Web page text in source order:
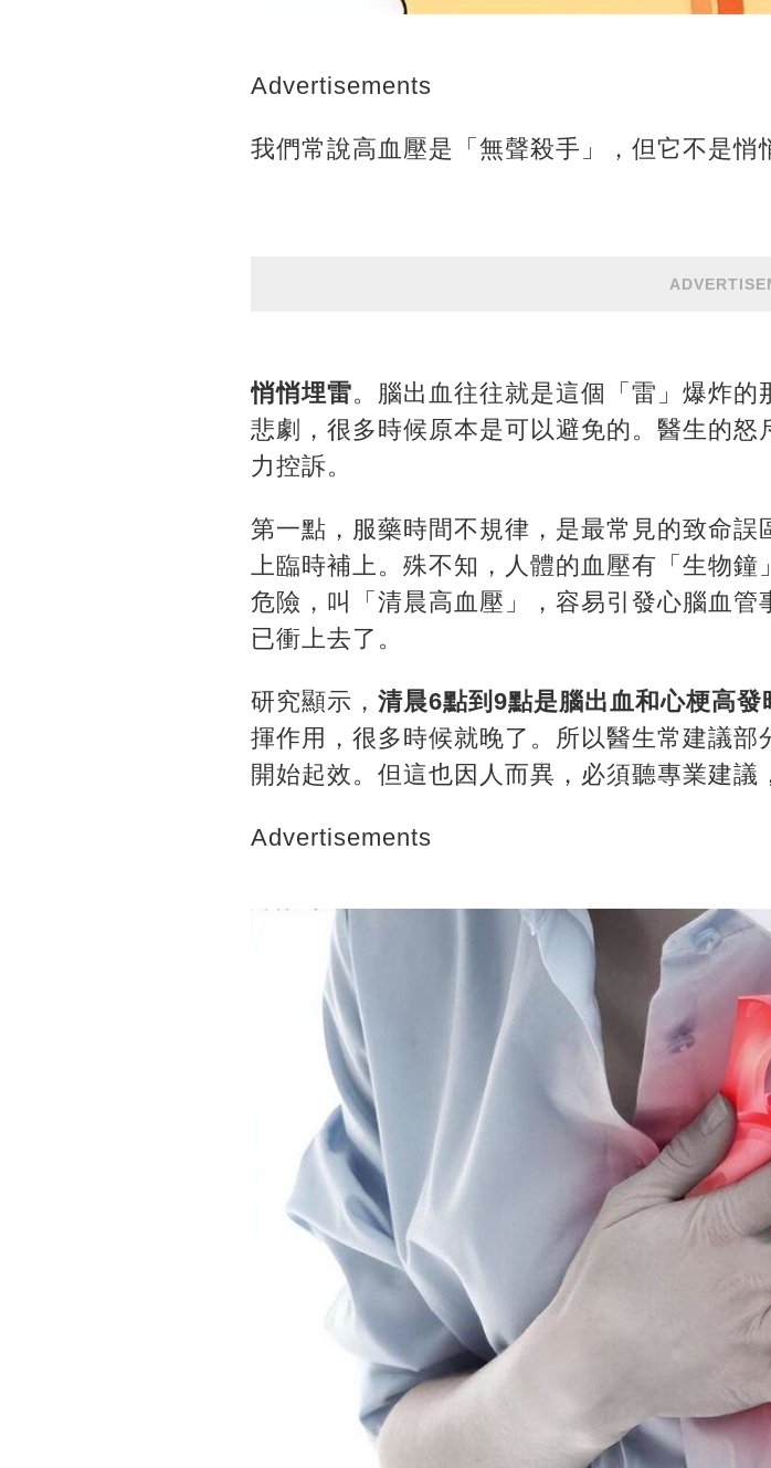
Advertisements
我們常說高血壓是「無聲殺手」，但它不是悄
悄悄埋雷。腦出血往往就是這個「雷」爆炸
悲劇，很多時候原本是可以避免的。醫生的
力控訴。
第一點，服藥時間不規律，是最常見的致命
上臨時補上。殊不知，人體的血壓有「生物
危險，叫「清晨高血壓」，容易引發心腦血
已衝上去了。
研究顯示， 清晨6點到9點是腦出血和心梗高發
揮作用，很多時候就晚了。所以醫生常建議部
開始起效。但這也因人而異，必須聽專業建議
Advertisements